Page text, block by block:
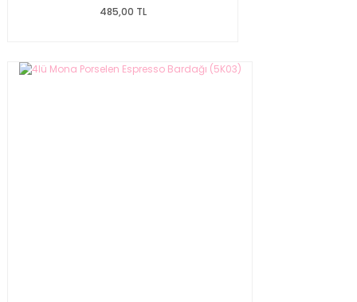
485,00 TL